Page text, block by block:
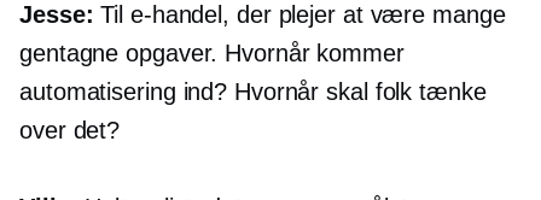
Jesse: Til e-handel, der plejer at være mange
gentagne opgaver. Hvornår kommer
automatisering ind? Hvornår skal folk tænke
over det?